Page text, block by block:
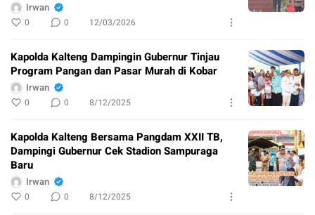
Irwan
0 0 12/03/2026
Kapolda Kalteng Dampingin Gubernur Tinjau
Program Pangan dan Pasar Murah di Kobar
Irwan
0 0 8/12/2025
Kapolda Kalteng Bersama Pangdam XXII TB,
Dampingi Gubernur Cek Stadion Sampuraga
Baru
Irwan
0 0 8/12/2025